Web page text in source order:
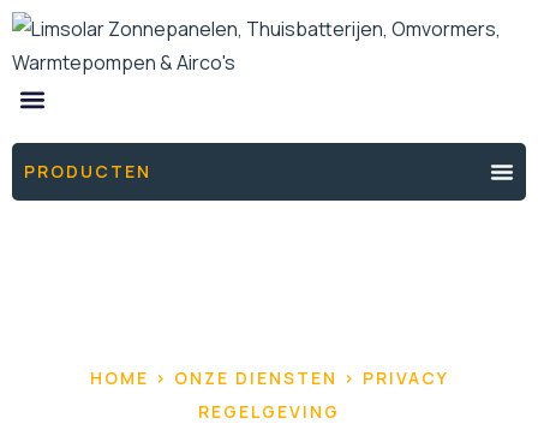
PRODUCTEN
HOME > ONZE DIENSTEN > PRIVACY
REGELGEVING